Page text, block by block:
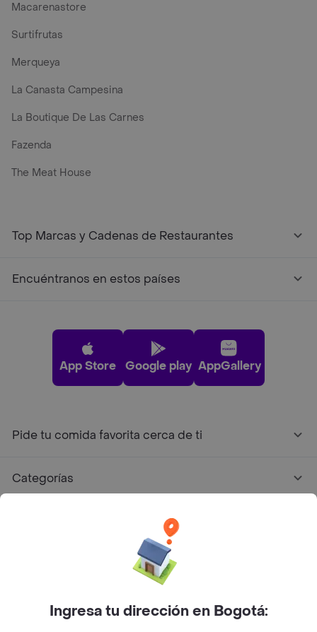
Macarenastore
Surtifrutas
Merqueya
La Canasta Campesina
La Boutique De Las Carnes
Fazenda
The Meat House
Top Marcas y Cadenas de Restaurantes
Encuéntranos en estos países
App Store Google play AppGallery
Pide tu comida favorita cerca de ti
Categorías
Facebook
Twitter
Instagram
Ingresa tu dirección en Bogotá: